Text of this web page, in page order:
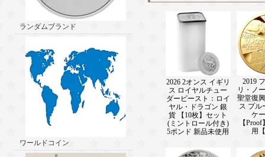
ランダムブランド
ワールドコイン
2026 2オンス イギリ
ス ロイヤルチュー
ダービースト：ロイ
ヤル・ドラゴン 銀
貨 【10枚】セット
(ミントロール付き)
5ポンド 新品未使用
2019
リ・ノ
聖堂復
ス プル
ケ
【
用